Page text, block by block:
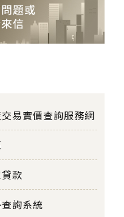
易實價查詢服務網
款
詢系統